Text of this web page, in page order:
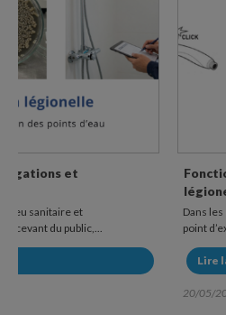
Fonctionnement et usage
Dans les établissements sensibles, la
point d’exposition au risque légionelle.